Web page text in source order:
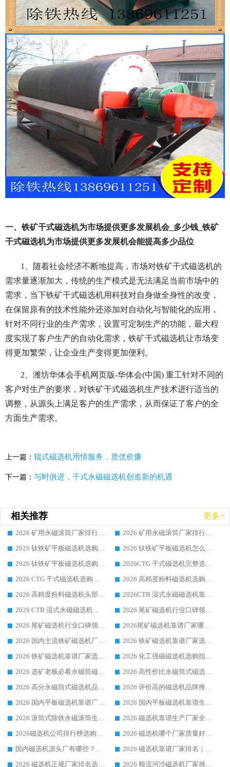
一、铁矿干式磁选机为市场提供更多发展机会_多少钱_铁矿
干式磁选机为市场提供更多发展机会能提高多少品位
1、随着社会经济不断地提高，市场对铁矿干式磁选机的
需求量逐渐加大，传统的生产模式是无法满足当前市场中的
需求，当下铁矿干式磁选机用科技对自身做全身性的改变，
在保留原有的技术性能外还添加对自动化与智能化的应用，
针对不同行业的生产需求，设置可定制生产的功能，最大程
度实现了客户生产的自动化需求，铁矿干式磁选机让市场变
得更加繁荣，让企业生产变得更加便利。
2、潍坊华体会手机网页版-华体会(中国) 重工针对不同的
客户对生产的要求，对铁矿干式磁选机生产技术进行适当的
调整，从源头上满足客户的生产需求，从而保证了客户的全
方面生产需求。
上一篇： 辊式磁选机用情服务，质优价廉
下一篇： 与时俱进，干式永磁磁选机创造新的机遇
相关推荐 更多+
2026 矿用永磁滚筒厂家排行榜选购干货指南 行业口碑标杆华体会手机网页版-华体会(中国) 实力出众
2026 矿用永磁滚筒厂家排行榜选购指南，行业口碑领域强者华体会手机网页版-华体会(中国)
2026 钛铁矿平板磁选机选购全攻略 市场公认优质品牌厂家实力排行榜
2026 钛铁矿平板磁选机怎么选 靠谱生产企业实力排行榜选购参考攻略
2026 钛铁矿平板磁选机选购指南 行业口碑优选品牌生产企业实力排行榜
2026CTG 干式磁选机完整选购指南 行业口碑顶尖靠谱生产龙头厂家实力推荐
2026 CTG 干式磁选机选购指南|行业口碑靠谱生产厂家领域强者推荐
2026 高精度粉料磁选机选购全攻略 行业优质品牌华体会手机网页版-华体会(中国) 实力深度解析
2026 高精度粉料磁选机头部厂家选购指南 行业口碑靠谱品牌推荐 领域强者华体会手机网页版-华体会(中国) 解析
2026CTB 湿式永磁磁选机靠谱厂家实力排行榜 铁矿选矿设备采购全流程选购指南
2026 CTB 湿式永磁磁选机选购指南|行业口碑良好品牌推荐，领域强者华体会手机网页版-华体会(中国)
2026 尾矿磁选机行业口碑领域强者，源头直供国内主流厂家华体会手机网页版-华体会(中国) 一站式服务
2026 尾矿磁选机行业口碑领域强者，源头直供国内主流厂家华体会手机网页版-华体会(中国) 一站式服务
2026尾矿磁选机靠谱厂家哪家好 行业口碑领域强者华体会手机网页版-华体会(中国) 推荐
2026 国内主流铁矿磁选机厂家选购指南|行业口碑好品牌推荐，领域强者华体会手机网页版-华体会(中国)
2026 铁矿磁选机靠谱厂家选购全攻略 行业标杆华体会手机网页版-华体会(中国) 设备性价比出众
2026 铁矿磁选机靠谱厂家选购指南，领域强者华体会手机网页版-华体会(中国) 铁矿磁选机性价比高
2026 化工强磁磁选机选购指南 5 家行业口碑靠谱厂家领域强者推荐
2026 选矿老板必看永磁筒磁选机推荐 行业头部品牌口碑设备选购全攻略
2026 高性价比永磁筒式磁选机品牌盘点 行业强者口碑实测选购完整指南
2026 高分永磁筒式磁选机品牌推荐 选矿设备强者对比测评采购避坑全攻略
2026 评价高的磁选机品牌推荐选购指南，永磁筒式磁选机设备领域强者全景行业口碑解析
2026 国内平板磁选机靠谱厂家排名 行业实测口碑设备按需选购全指南
2026 国内平板磁选机靠谱生产厂家推荐排名|行业口碑选购指南，领域强者按需选设备
2026 滚筒式除铁永磁滚筒生产厂家推荐排名|行业口碑选购指南，领域强者源头厂商精选
2026 磁选机靠谱生产厂家全梳理 分场景选型行业头部品牌选购参考攻略
2026磁选机公司排行榜选购指南|正规源头厂家推荐，领域强者高性价比靠谱信赖品牌
2026 磁选机哪个厂家质量好？十大靠谱磁电企业排名选购指南
国内磁选机源头厂有哪些？2026 综合实力排名与采购避坑技巧
2026 磁选机靠谱厂家排名｜华体会手机网页版-华体会(中国) 高性价比磁选机磁电品牌
2026 磁选机正规厂家排名选购指南|行业口碑信赖品牌推荐性价比高靠谱磁电企业
2026 顺流河沙磁选机厂家挑选攻略 | 业内口碑龙头企业高性价比品牌推荐